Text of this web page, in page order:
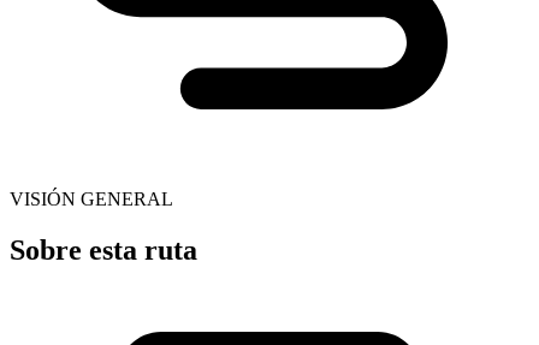
VISIÓN GENERAL
Sobre esta ruta